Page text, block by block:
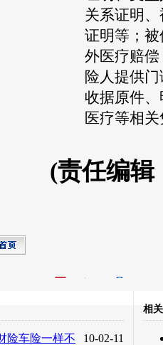
关系证明
证明等；
外医疗赔
险人提供
收据原件
医疗等相
(责任编辑
转发至：
10-02-11
险车险一样不
相